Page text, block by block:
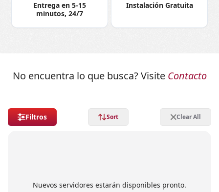
Entrega en 5-15
minutos, 24/7
Instalación Gratuita
No encuentra lo que busca? Visite Contacto
Filtros Sort Clear All
Nuevos servidores estarán disponibles pronto.